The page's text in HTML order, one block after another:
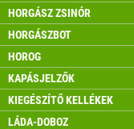
HORGÁSZ ZSINÓR
HORGÁSZBOT
HOROG
KAPÁSJELZŐK
KIEGÉSZÍTŐ KELLÉKEK
LÁDA-DOBOZ